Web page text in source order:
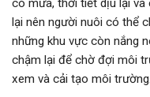
có mưa, thời tiết dịu lại và
lại nên người nuôi có thể
những khu vực còn nắng
chậm lại để chờ đợi môi
xem và cải tạo môi trường.